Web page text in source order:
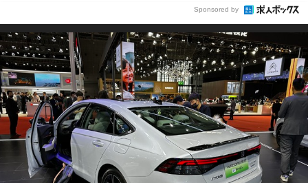
Sponsored by